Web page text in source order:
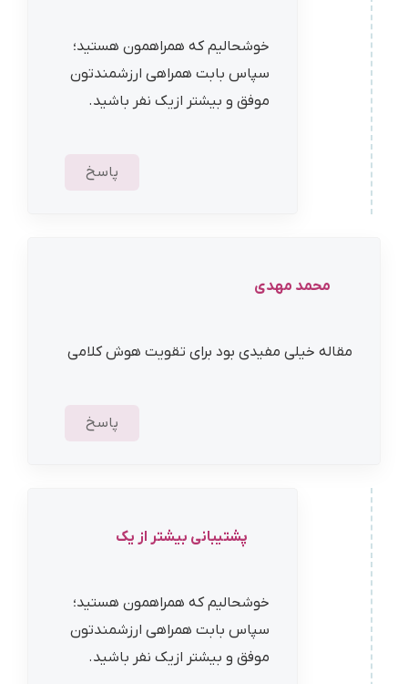
خوشحالیم که همراهمون هستید؛
سپاس بابت همراهی ارزشمندتون
موفق و بیشتر ازیک نفر باشید.
پاسخ
محمد مهدی
مقاله خیلی مفیدی بود برای تقویت هوش کلامی
پاسخ
پشتیبانی بیشتر از یک
خوشحالیم که همراهمون هستید؛
سپاس بابت همراهی ارزشمندتون
موفق و بیشتر ازیک نفر باشید.